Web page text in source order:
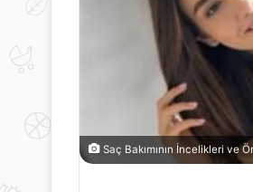
Saç Bakımının İncelikleri ve